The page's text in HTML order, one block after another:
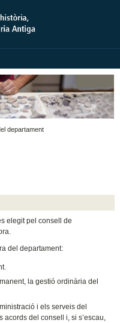
departament
elegit pel consell de
del departament:
la gestió ordinària del
i els serveis del
acords del consell i, si s’escau,